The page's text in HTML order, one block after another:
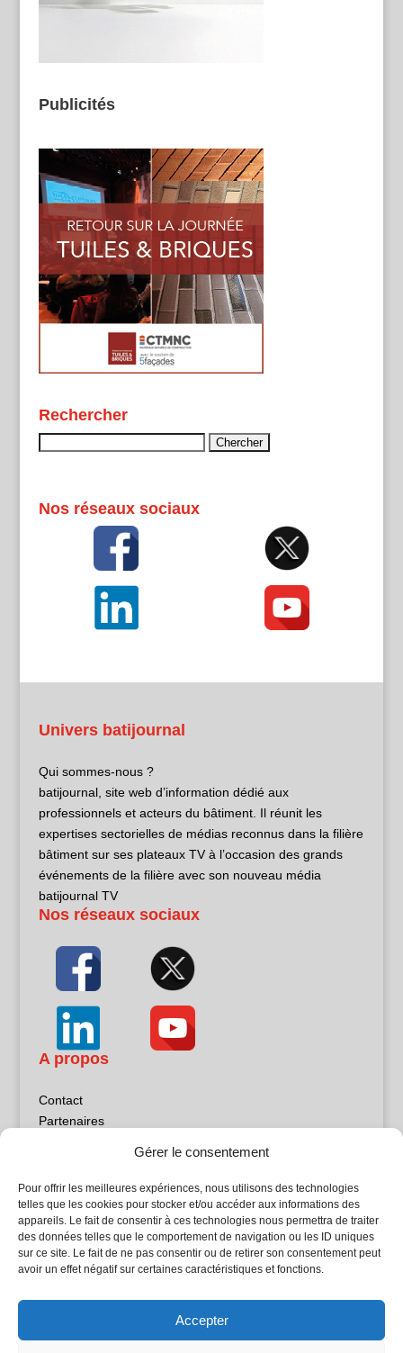
Gérer le consentement
Pour offrir les meilleures expériences, nous utilisons des technologies
telles que les cookies pour stocker et/ou accéder aux informations des
appareils. Le fait de consentir à ces technologies nous permettra de traiter
des données telles que le comportement de navigation ou les ID uniques
sur ce site. Le fait de ne pas consentir ou de retirer son consentement peut
avoir un effet négatif sur certaines caractéristiques et fonctions.
Accepter
Publicités
Rechercher
Nos réseaux sociaux
Univers batijournal
Qui sommes-nous ?
batijournal, site web d’information dédié aux
professionnels et acteurs du bâtiment. Il réunit les
expertises sectorielles de médias reconnus dans la filière
bâtiment sur ses plateaux TV à l’occasion des grands
événements de la filière avec son nouveau média
batijournal TV
Nos réseaux sociaux
A propos
Contact
Partenaires
Politique de confidentialité
Sites partenaires
5Façades
Atrium Patrimoine